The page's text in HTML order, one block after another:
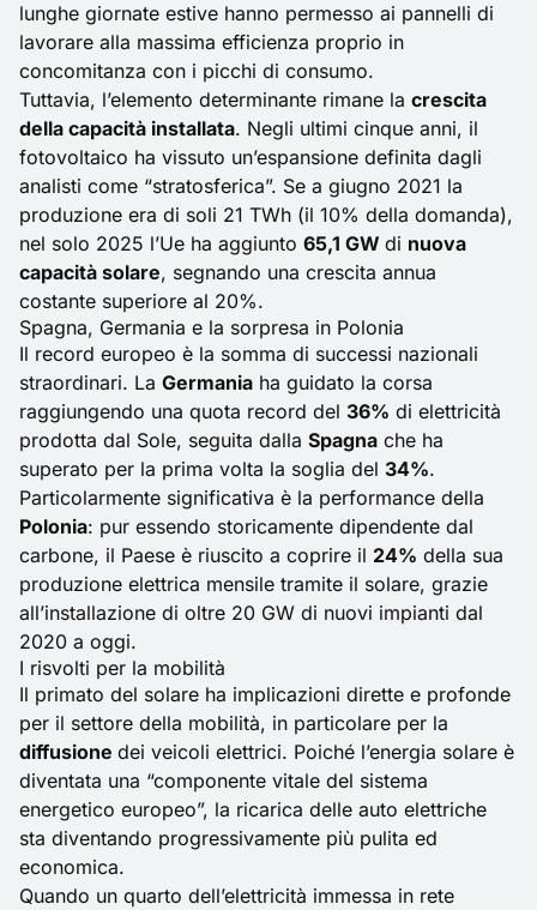
lunghe giornate estive hanno permesso ai pannelli di
lavorare alla massima efficienza proprio in
concomitanza con i picchi di consumo.
Tuttavia, l’elemento determinante rimane la crescita
della capacità installata. Negli ultimi cinque anni, il
fotovoltaico ha vissuto un’espansione definita dagli
analisti come “stratosferica”. Se a giugno 2021 la
produzione era di soli 21 TWh (il 10% della domanda),
nel solo 2025 l’Ue ha aggiunto 65,1 GW di nuova
capacità solare, segnando una crescita annua
costante superiore al 20%.
Spagna, Germania e la sorpresa in Polonia
Il record europeo è la somma di successi nazionali
straordinari. La Germania ha guidato la corsa
raggiungendo una quota record del 36% di elettricità
prodotta dal Sole, seguita dalla Spagna che ha
superato per la prima volta la soglia del 34%.
Particolarmente significativa è la performance della
Polonia: pur essendo storicamente dipendente dal
carbone, il Paese è riuscito a coprire il 24% della sua
produzione elettrica mensile tramite il solare, grazie
all’installazione di oltre 20 GW di nuovi impianti dal
2020 a oggi.
I risvolti per la mobilità
Il primato del solare ha implicazioni dirette e profonde
per il settore della mobilità, in particolare per la
diffusione dei veicoli elettrici. Poiché l’energia solare è
diventata una “componente vitale del sistema
energetico europeo”, la ricarica delle auto elettriche
sta diventando progressivamente più pulita ed
economica.
Quando un quarto dell’elettricità immessa in rete